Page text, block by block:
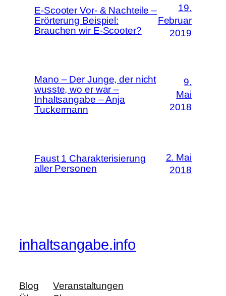
E-Scooter Vor- & Nachteile –
Erörterung Beispiel:
Brauchen wir E-Scooter?
19.
Februar
2019
Mano – Der Junge, der nicht
wusste, wo er war –
Inhaltsangabe – Anja
Tuckermann
9.
Mai
2018
Faust 1 Charakterisierung
aller Personen
2. Mai
2018
inhaltsangabe.info
Blog
Veranstaltungen